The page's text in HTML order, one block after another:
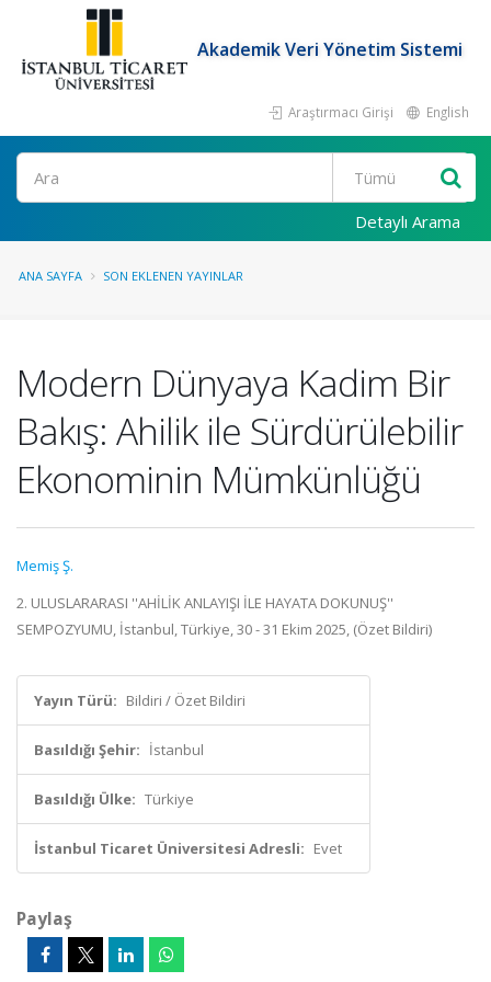
Akademik Veri Yönetim Sistemi
Araştırmacı Girişi English
Ara
Detaylı Arama
ANA SAYFA SON EKLENEN YAYINLAR
Modern Dünyaya Kadim Bir
Bakış: Ahilik ile Sürdürülebilir
Ekonominin Mümkünlüğü
Memiş Ş.
2. ULUSLARARASI ''AHİLİK ANLAYIŞI İLE HAYATA DOKUNUŞ''
SEMPOZYUMU, İstanbul, Türkiye, 30 - 31 Ekim 2025, (Özet Bildiri)
Yayın Türü: Bildiri / Özet Bildiri
Basıldığı Şehir: İstanbul
Basıldığı Ülke: Türkiye
İstanbul Ticaret Üniversitesi Adresli: Evet
Paylaş